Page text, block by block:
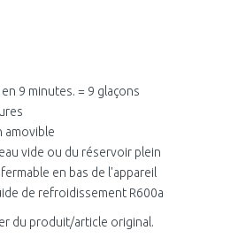
9 minutes. = 9 glaçons
amovible
vide ou du réservoir plein
en bas de l'appareil
de refroidissement R600a
du produit/article original.